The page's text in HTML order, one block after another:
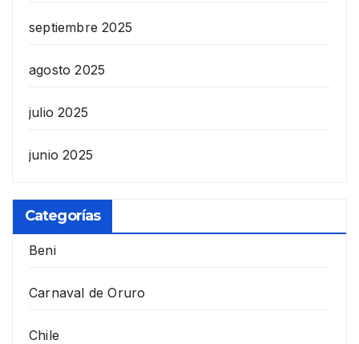
septiembre 2025
agosto 2025
julio 2025
junio 2025
Categorías
Beni
Carnaval de Oruro
Chile